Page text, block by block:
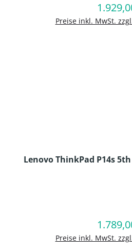
Preise inkl. MwSt.
In den
Lenovo ThinkPad P14s 5th
Preise inkl. MwSt.
In den